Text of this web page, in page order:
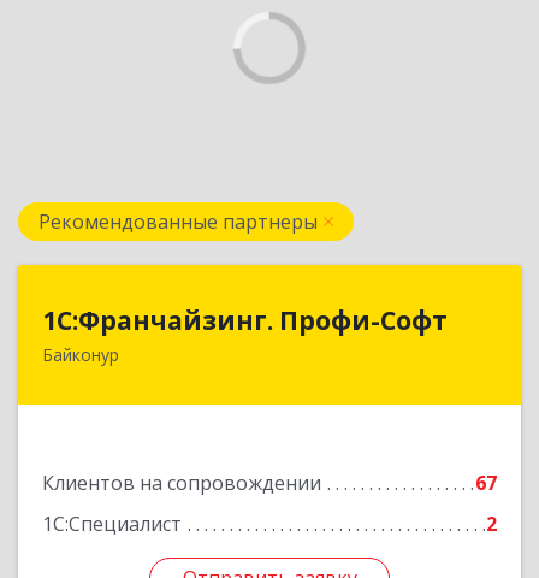
Рекомендованные партнеры
1С:Франчайзинг. Профи-Софт
Байконур
Клиентов на сопровождении
67
1С:Специалист
2
1С:Франчайзинг. Профи-Софт
468320, Байконур г, Ленина ул, дом № 10,